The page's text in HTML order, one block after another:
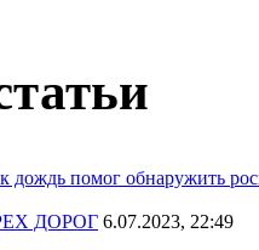
дождь помог обнаружить
ДОРОГ 6.07.2023, 22:49